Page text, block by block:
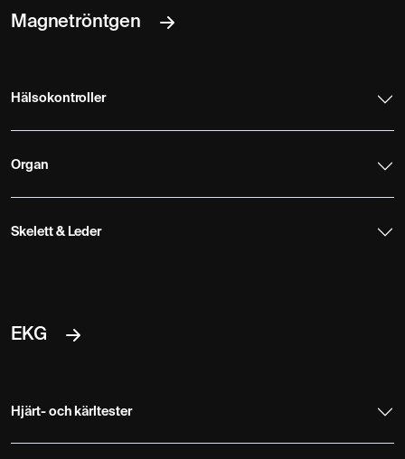
Magnetröntgen
Hälsokontroller
Organ
Skelett & Leder
EKG
Hjärt- och kärltester